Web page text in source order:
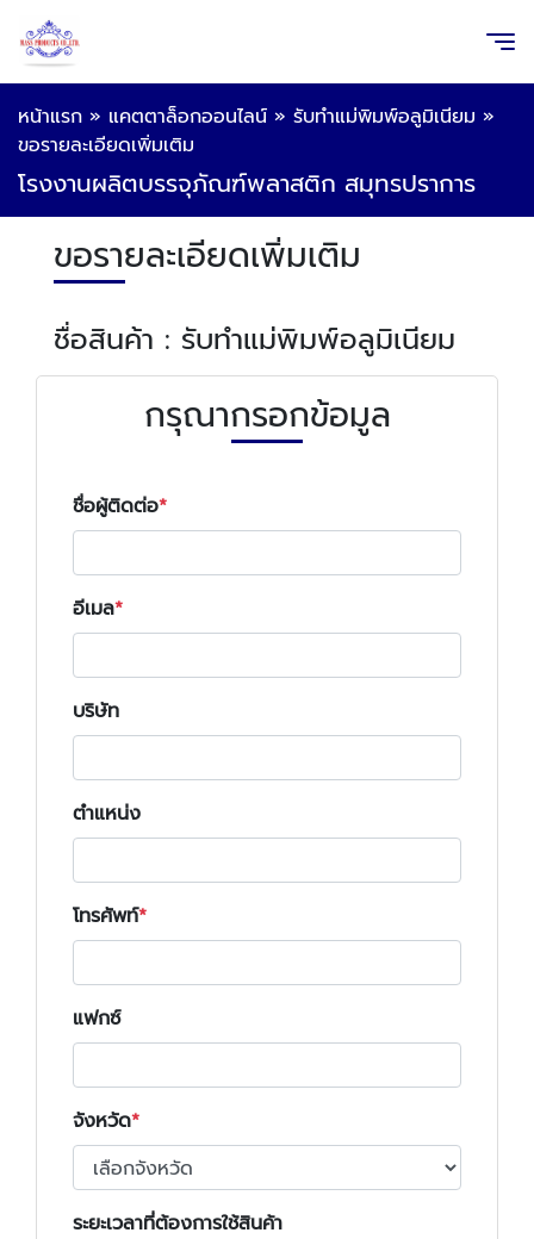
หน้าแรก » แคตตาล็อกออนไลน์ » รับทำแม่พิมพ์อลูมิเนียม »
ขอรายละเอียดเพิ่มเติม
โรงงานผลิตบรรจุภัณฑ์พลาสติก สมุทรปราการ
ขอรายละเอียดเพิ่มเติม
ชื่อสินค้า : รับทำแม่พิมพ์อลูมิเนียม
กรุณากรอกข้อมูล
ชื่อผู้ติดต่อ
อีเมล
บริษัท
ตำแหน่ง
โทรศัพท์
แฟกซ์
จังหวัด
ระยะเวลาที่ต้องการใช้สินค้า